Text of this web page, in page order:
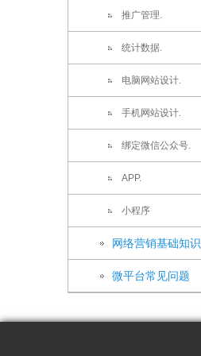
推广管理.
统计数据.
电脑网站设计.
手机网站设计.
绑定微信公众号.
APP.
小程序
网络营销基础知识
微平台常见问题